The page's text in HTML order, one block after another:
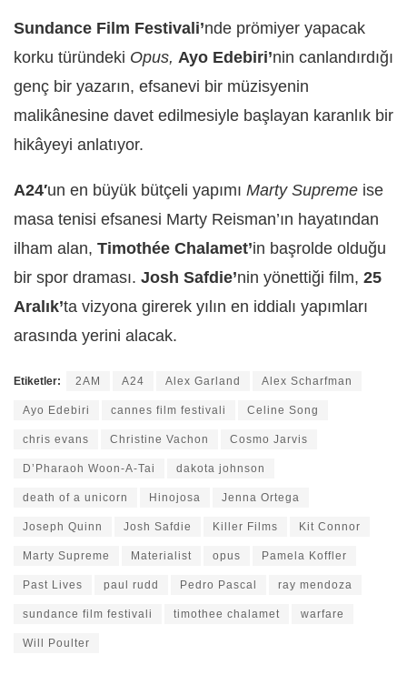
Sundance Film Festivali’nde prömiyer yapacak
korku türündeki Opus, Ayo Edebiri’nin canlandırdığı
genç bir yazarın, efsanevi bir müzisyenin
malikânesine davet edilmesiyle başlayan karanlık bir
hikâyeyi anlatıyor.
A24′un en büyük bütçeli yapımı Marty Supreme ise
masa tenisi efsanesi Marty Reisman’ın hayatından
ilham alan, Timothée Chalamet’in başrolde olduğu
bir spor draması. Josh Safdie’nin yönettiği film, 25
Aralık’ta vizyona girerek yılın en iddialı yapımları
arasında yerini alacak.
Etiketler: 2AM A24 Alex Garland Alex Scharfman
Ayo Edebiri cannes film festivali Celine Song
chris evans Christine Vachon Cosmo Jarvis
D’Pharaoh Woon-A-Tai dakota johnson
death of a unicorn Hinojosa Jenna Ortega
Joseph Quinn Josh Safdie Killer Films Kit Connor
Marty Supreme Materialist opus Pamela Koffler
Past Lives paul rudd Pedro Pascal ray mendoza
sundance film festivali timothee chalamet warfare
Will Poulter